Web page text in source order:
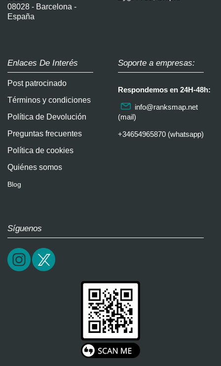
08028 - Barcelona -
España
Enlaces De Interés
Post patrocinado
Términos y condiciones
Política de Devolución
Preguntas frecuentes
Política de cookies
Quiénes somos
Blog
Soporte a empresas:
Respondemos en 24H-48h:
info@ranksmap.net
(mail)
+34654965870 (whatsapp)
Síguenos